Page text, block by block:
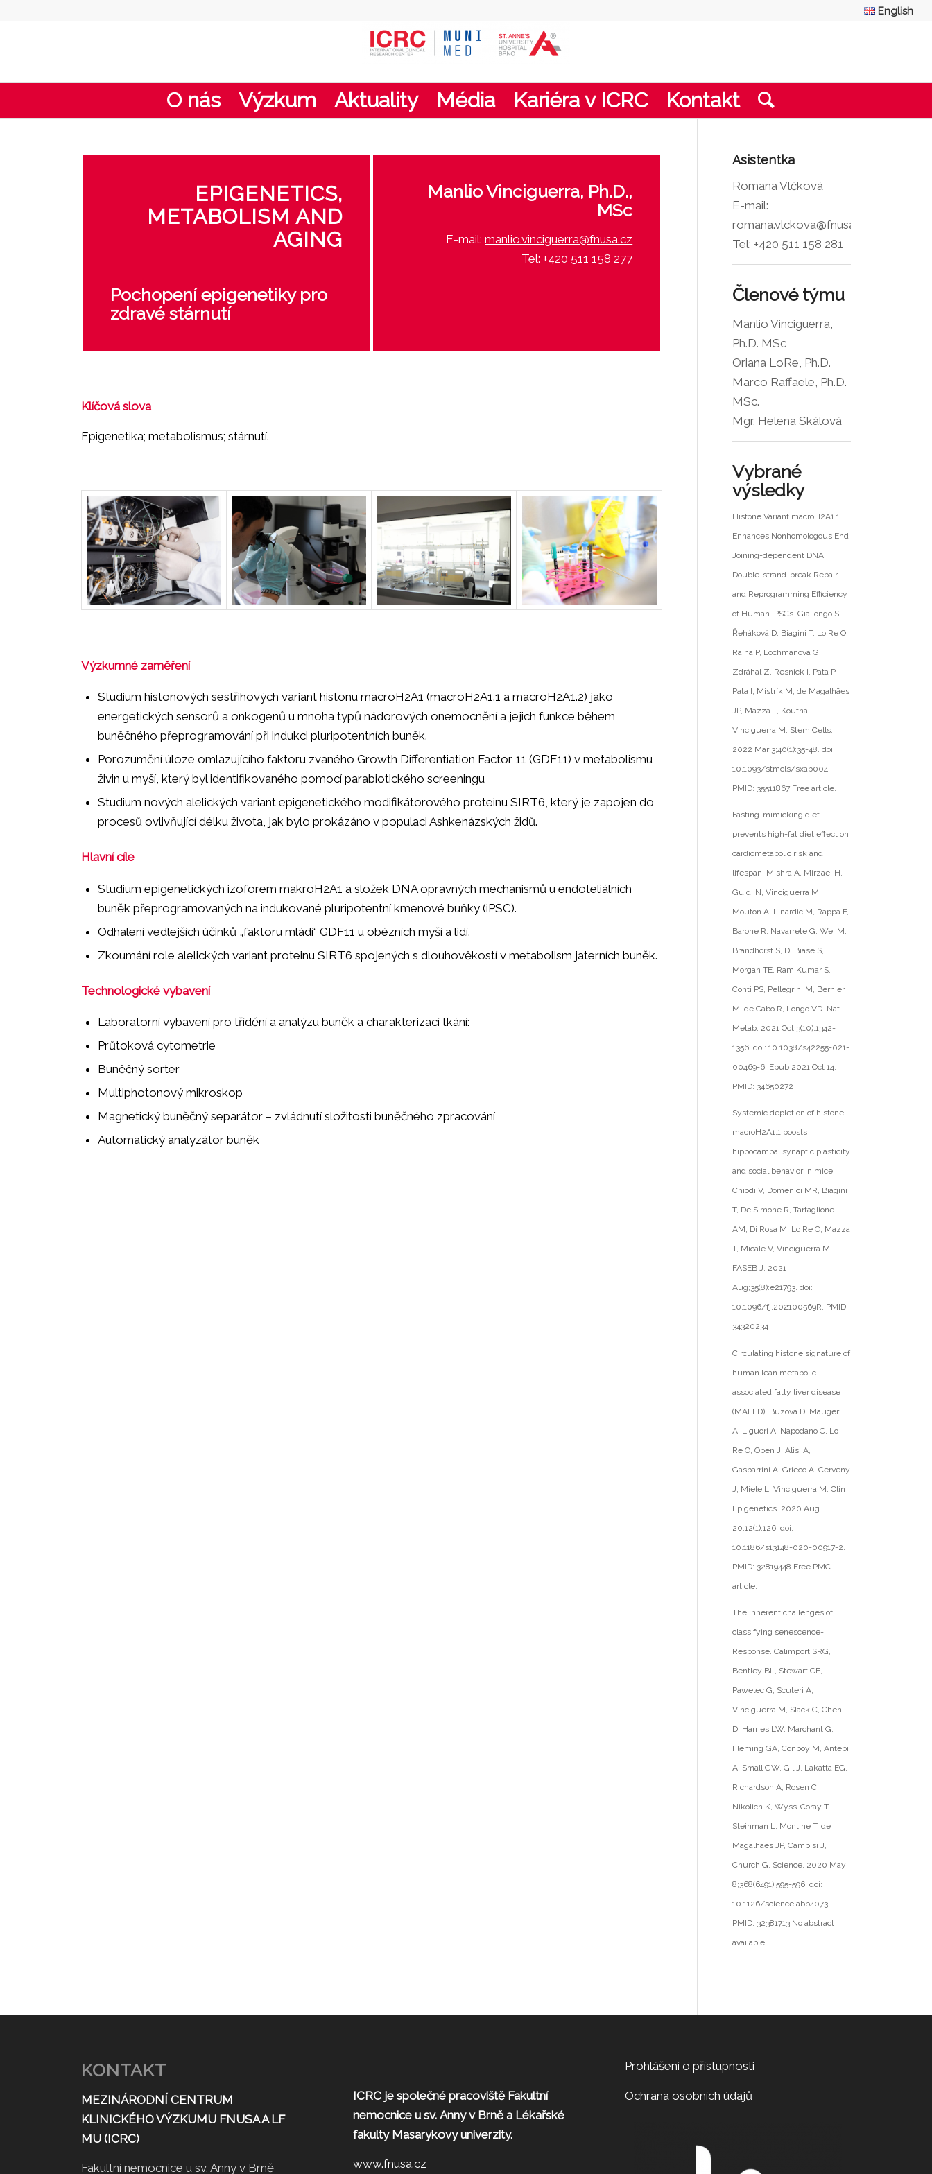
English
O nás Výzkum Aktuality Média Kariéra v ICRC Kontakt
EPIGENETICS,
METABOLISM AND
AGING
Pochopení epigenetiky pro
zdravé stárnutí
Manlio Vinciguerra, Ph.D.,
MSc
E-mail:manlio.vinciguerra@fnusa.cz
Tel: +420 511 158 277
Klíčová slova
Epigenetika; metabolismus; stárnutí.
Výzkumné zaměření
Studium histonových sestřihových variant histonu macroH2A1 (macroH2A1.1 a macroH2A1.2) jako
energetických sensorů a onkogenů u mnoha typů nádorových onemocnění a jejich funkce během
buněčného přeprogramování při indukci pluripotentních buněk.
Porozumění úloze omlazujícího faktoru zvaného Growth Differentiation Factor 11 (GDF11) v metabolismu
živin u myší, který byl identifikovaného pomocí parabiotického screeningu
Studium nových alelických variant epigenetického modifikátorového proteinu SIRT6, který je zapojen do
procesů ovlivňující délku života, jak bylo prokázáno v populaci Ashkenázských židů.
Hlavní cíle
Studium epigenetických izoforem makroH2A1 a složek DNA opravných mechanismů u endoteliálních
buněk přeprogramovaných na indukované pluripotentní kmenové buňky (iPSC).
Odhalení vedlejších účinků „faktoru mládí“ GDF11 u obézních myší a lidí.
Zkoumání role alelických variant proteinu SIRT6 spojených s dlouhověkostí v metabolism jaterních buněk.
Technologické vybavení
Laboratorní vybavení pro třídění a analýzu buněk a charakterizací tkání:
Průtoková cytometrie
Buněčný sorter
Multiphotonový mikroskop
Magnetický buněčný separátor – zvládnutí složitosti buněčného zpracování
Automatický analyzátor buněk
Asistentka
Romana Vlčková
E-mail:
romana.vlckova@fnusa.cz
Tel: +420 511 158 281
Členové týmu
Manlio Vinciguerra,
Ph.D. MSc
Oriana LoRe, Ph.D.
Marco Raffaele, Ph.D.
MSc.
Mgr. Helena Skálová
Vybrané
výsledky
Histone Variant macroH2A1.1
Enhances Nonhomologous End
Joining-dependent DNA
Double-strand-break Repair
and Reprogramming Efficiency
of Human iPSCs. Giallongo S,
Řeháková D, Biagini T, Lo Re O,
Raina P, Lochmanová G,
Zdráhal Z, Resnick I, Pata P,
Pata I, Mistrík M, de Magalhães
JP, Mazza T, Koutná I,
Vinciguerra M. Stem Cells.
2022 Mar 3;40(1):35-48. doi:
10.1093/stmcls/sxab004.
PMID: 35511867 Free article.
Fasting-mimicking diet
prevents high-fat diet effect on
cardiometabolic risk and
lifespan. Mishra A, Mirzaei H,
Guidi N, Vinciguerra M,
Mouton A, Linardic M, Rappa F,
Barone R, Navarrete G, Wei M,
Brandhorst S, Di Biase S,
Morgan TE, Ram Kumar S,
Conti PS, Pellegrini M, Bernier
M, de Cabo R, Longo VD. Nat
Metab. 2021 Oct;3(10):1342-
1356. doi: 10.1038/s42255-021-
00469-6. Epub 2021 Oct 14.
PMID: 34650272
Systemic depletion of histone
macroH2A1.1 boosts
hippocampal synaptic plasticity
and social behavior in mice.
Chiodi V, Domenici MR, Biagini
T, De Simone R, Tartaglione
AM, Di Rosa M, Lo Re O, Mazza
T, Micale V, Vinciguerra M.
FASEB J. 2021
Aug;35(8):e21793. doi:
10.1096/fj.202100569R. PMID:
34320234
Circulating histone signature of
human lean metabolic-
associated fatty liver disease
(MAFLD). Buzova D, Maugeri
A, Liguori A, Napodano C, Lo
Re O, Oben J, Alisi A,
Gasbarrini A, Grieco A, Cerveny
J, Miele L, Vinciguerra M. Clin
Epigenetics. 2020 Aug
20;12(1):126. doi:
10.1186/s13148-020-00917-2.
PMID: 32819448 Free PMC
article.
The inherent challenges of
classifying senescence-
Response. Calimport SRG,
Bentley BL, Stewart CE,
Pawelec G, Scuteri A,
Vinciguerra M, Slack C, Chen
D, Harries LW, Marchant G,
Fleming GA, Conboy M, Antebi
A, Small GW, Gil J, Lakatta EG,
Richardson A, Rosen C,
Nikolich K, Wyss-Coray T,
Steinman L, Montine T, de
Magalhães JP, Campisi J,
Church G. Science. 2020 May
8;368(6491):595-596. doi:
10.1126/science.abb4073.
PMID: 32381713 No abstract
available.
KONTAKT
MEZINÁRODNÍ CENTRUM
KLINICKÉHO VÝZKUMU FNUSA A LF
MU (ICRC)
Fakultní nemocnice u sv. Anny v Brně
ICRC je společné pracoviště Fakultní
nemocnice u sv. Anny v Brně a Lékařské
fakulty Masarykovy univerzity.
www.fnusa.cz
Prohlášení o přístupnosti
Ochrana osobních údajů